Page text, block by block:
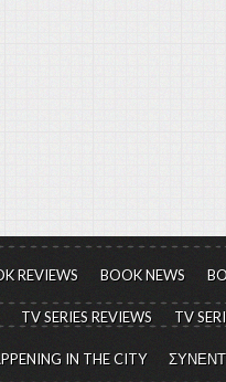
REVIEWS BOOK NEWS
TV SERIES REVIEWS TV
IN THE CITY